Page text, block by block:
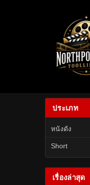
ประเภท
หนังดัง
Short
เรื่องล่าสุด